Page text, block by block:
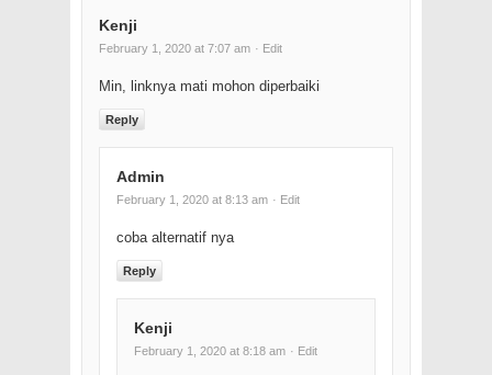
Kenji
February 1, 2020 at 7:07 am · Edit
Min, linknya mati mohon diperbaiki
Reply
Admin
February 1, 2020 at 8:13 am · Edit
coba alternatif nya
Reply
Kenji
February 1, 2020 at 8:18 am · Edit